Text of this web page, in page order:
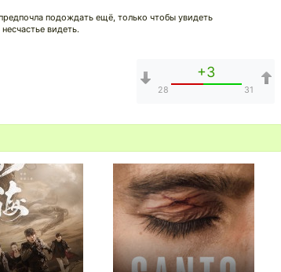
подождать ещё, только чтобы увидеть
видеть.
+3
28 31